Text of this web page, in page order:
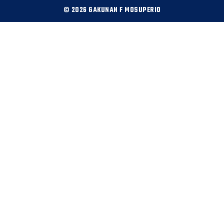
© 2026 GAKUNAN F MOSUPERIO